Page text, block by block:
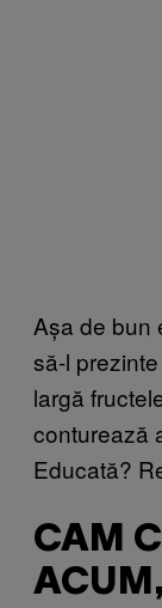
Așa de bun
să-l
largă
conturează
Educată?
CAM
ACUM,